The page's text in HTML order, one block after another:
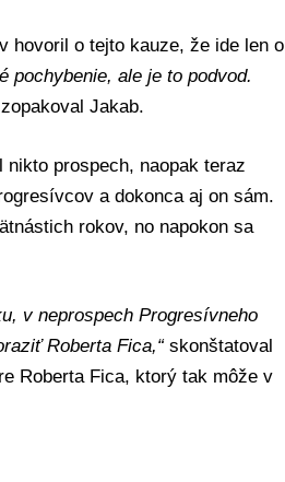
hovoril o tejto kauze, že ide len o
pochybenie, ale je to podvod.
zopakoval Jakab.
prospech, naopak teraz
a dokonca aj on sám.
rokov, no napokon sa
v neprospech Progresívneho
Roberta Fica,“skonštatoval
Roberta Fica, ktorý tak môže v